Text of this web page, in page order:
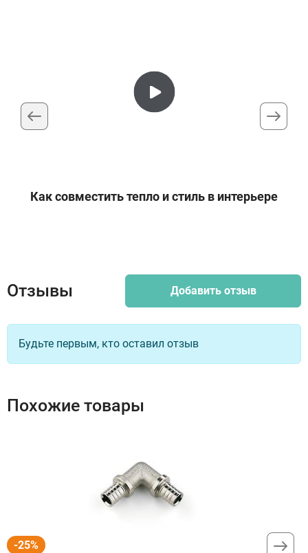
Как совместить тепло и стиль в интерьере
Отзывы Добавить отзыв
Будьте первым, кто оставил отзыв
Похожие товары
-25%